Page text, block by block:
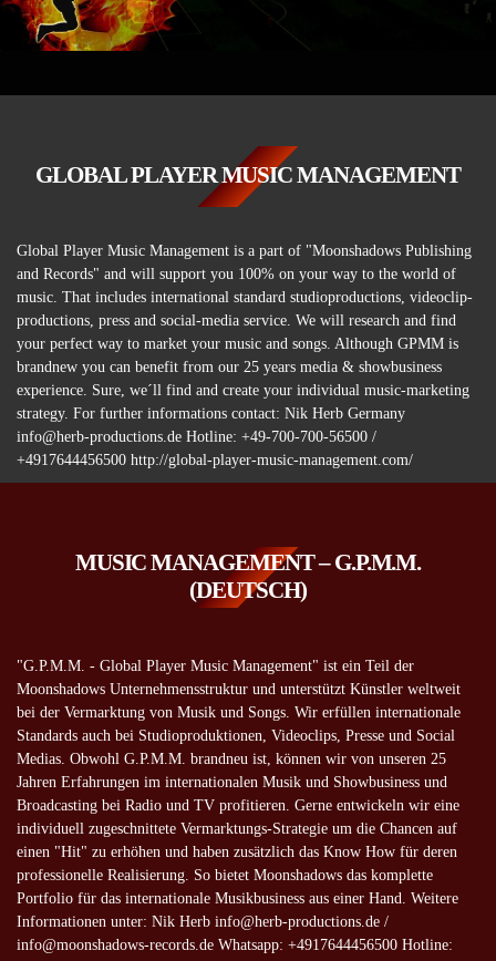
GLOBAL PLAYER MUSIC MANAGEMENT
Global Player Music Management is a part of "Moonshadows Publishing
and Records" and will support you 100% on your way to the world of
music. That includes international standard studioproductions, videoclip-
productions, press and social-media service. We will research and find
your perfect way to market your music and songs. Although GPMM is
brandnew you can benefit from our 25 years media & showbusiness
experience. Sure, we´ll find and create your individual music-marketing
strategy. For further informations contact: Nik Herb Germany
info@herb-productions.de Hotline: +49-700-700-56500 /
+4917644456500 http://global-player-music-management.com/
MUSIC MANAGEMENT – G.P.M.M.
(DEUTSCH)
"G.P.M.M. - Global Player Music Management" ist ein Teil der
Moonshadows Unternehmensstruktur und unterstützt Künstler weltweit
bei der Vermarktung von Musik und Songs. Wir erfüllen internationale
Standards auch bei Studioproduktionen, Videoclips, Presse und Social
Medias. Obwohl G.P.M.M. brandneu ist, können wir von unseren 25
Jahren Erfahrungen im internationalen Musik und Showbusiness und
Broadcasting bei Radio und TV profitieren. Gerne entwickeln wir eine
individuell zugeschnittete Vermarktungs-Strategie um die Chancen auf
einen "Hit" zu erhöhen und haben zusätzlich das Know How für deren
professionelle Realisierung. So bietet Moonshadows das komplette
Portfolio für das internationale Musikbusiness aus einer Hand. Weitere
Informationen unter: Nik Herb info@herb-productions.de /
info@moonshadows-records.de Whatsapp: +4917644456500 Hotline: